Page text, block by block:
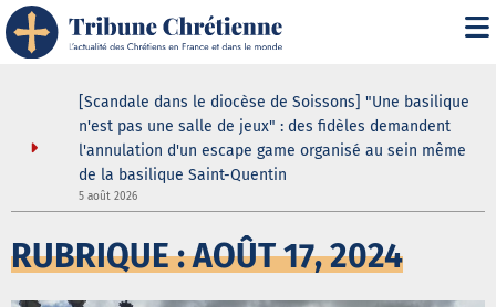
[Scandale dans le diocèse de Soissons] "Une basilique
n'est pas une salle de jeux" : des fidèles demandent
l'annulation d'un escape game organisé au sein même
de la basilique Saint-Quentin
5 août 2026
RUBRIQUE : AOÛT 17, 2024